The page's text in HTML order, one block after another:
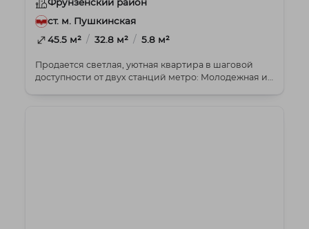
ст. м. Пушкинская
45.5 м² / 32.8 м² / 5.8 м²
Продается светлая, уютная квартира в шаговой
доступности от двух станций метро: Молодежная и